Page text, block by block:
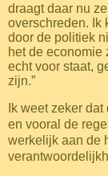
draagt daar nu
overschreden. Ik
door de politiek
het de economie
echt voor staat,
zijn.”
Ik weet zeker
en vooral de
werkelijk aan de